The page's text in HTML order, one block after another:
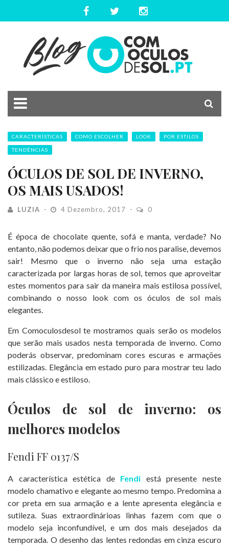
CARACTERÍSTICAS COMO ESCOLHER LOOK POR ESTILOS
TENDÊNCIAS
ÓCULOS DE SOL DE INVERNO,
OS MAIS USADOS!
LUZIA 4 Dezembro, 2017 0
É época de chocolate quente, sofá e manta, verdade? No
entanto, não podemos deixar que o frio nos paralise, devemos
sair! Mesmo que o inverno não seja uma estação
caracterizada por largas horas de sol, temos que aproveitar
estes momentos para sair da maneira mais estilosa possível,
combinando o nosso look com os óculos de sol mais
elegantes.
Em Comoculosdesol te mostramos quais serão os modelos
que serão mais usados nesta temporada de inverno. Como
poderás observar, predominam cores escuras e armações
estilizadas. Elegância em estado puro para mostrar teu lado
mais clássico e estiloso.
Óculos de sol de inverno: os
melhores modelos
Fendi FF 0137/S
A característica estética de Fendi está presente neste
modelo chamativo e elegante ao mesmo tempo. Predomina a
cor preta em sua armação e a lente apresenta elegância e
sutileza. Suas extraordinárioas linhas fazem com que o
modelo seja inconfundível, e um dos mais desejados da
temporada. O desenho das lentes redondas em cinza escuro